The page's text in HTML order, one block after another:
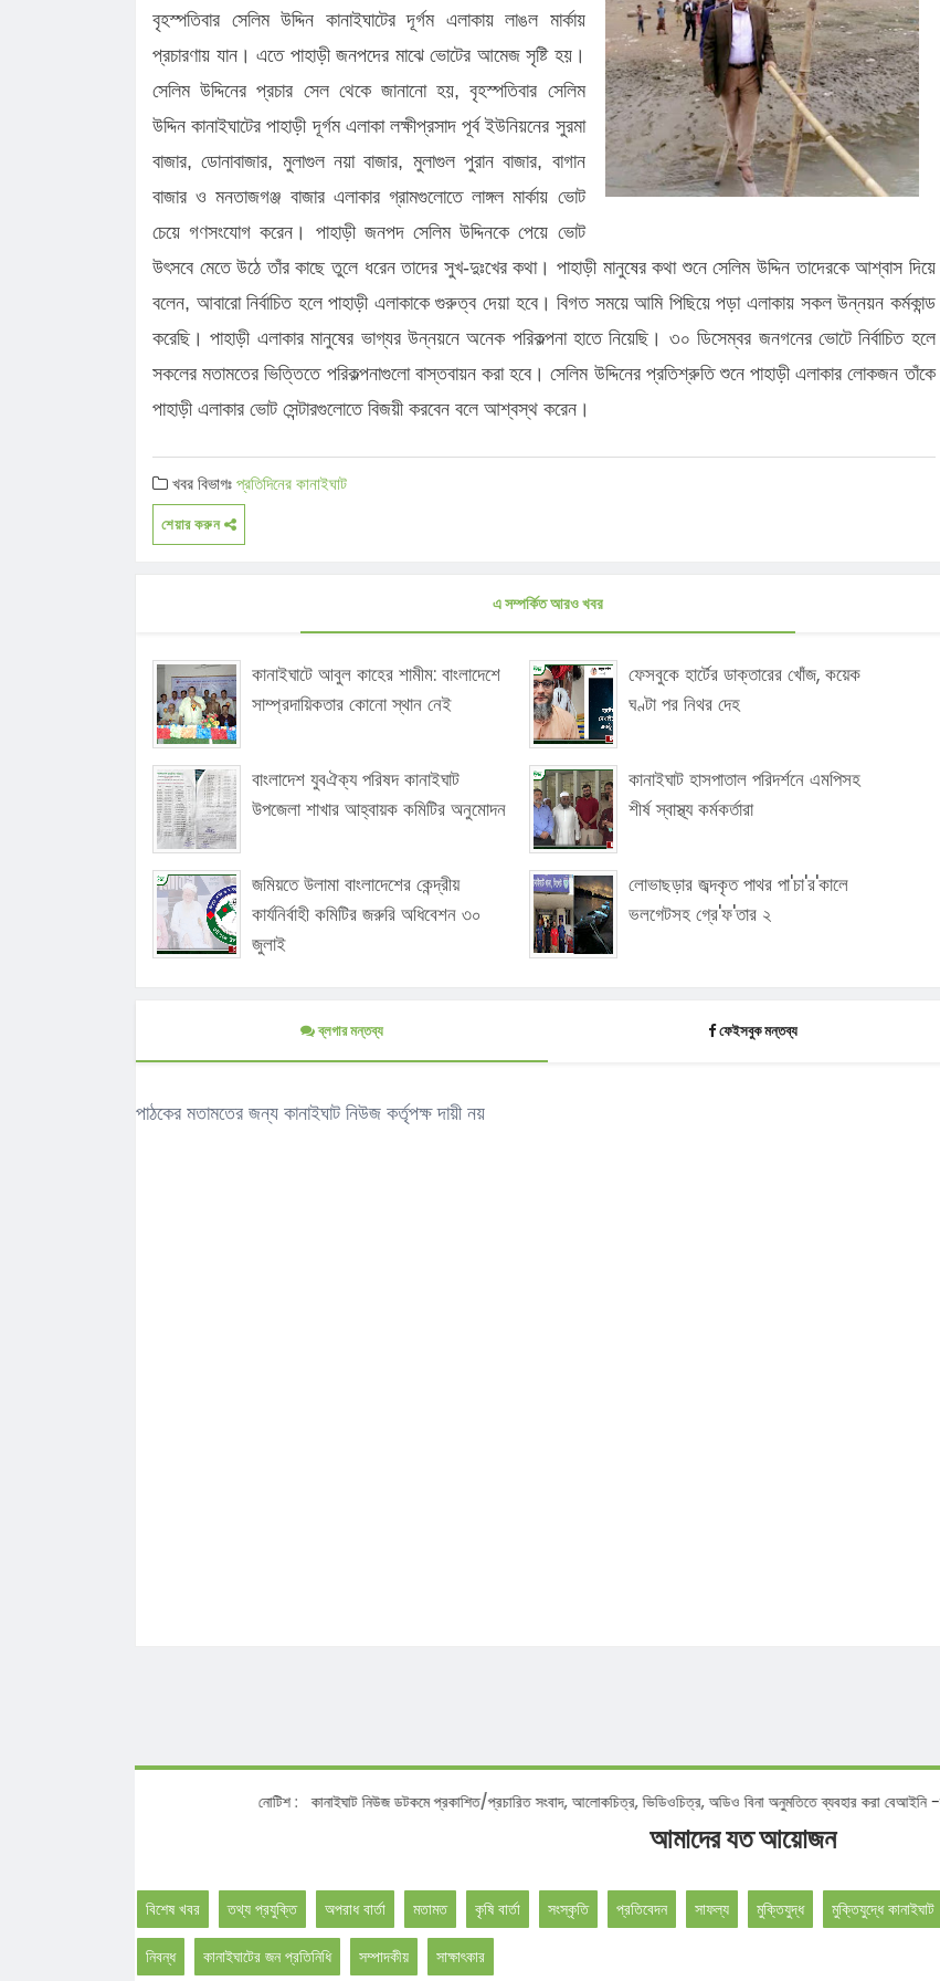
কানাইঘাটে এনসিপির মঞ্চ প্রস্তুত, ক'ড়া
কানাইঘাটের নতুন ইউএনও’র যোগদান, দায়িত্ব পালনে
চাইলেন সবার সহযোগিতা
লোভাছড়ার জব্দকৃত পাথর পা'চা'র'কালে ভলগেটসহ
গ্রে'ফ'তার ২
রাত পোহালেই কানাইঘাটে এনসিপির পদযাত্রা, আসছেন
কেন্দ্রীয় নেতারা
ধনমাইরমাটি সরকারি প্রাথমিক বিদ্যালয়ের এসএমসি
সভাপতি ফের হাফিজ আহমদ সুজন
কানাইঘাটে ইসলামী ব্যাংকের রেমিট্যান্স গ্রাহক সমাবেশ,
বৈধপথে অর্থ পাঠানোর আহ্বান
বৃহস্পতিবার সেলিম উদ্দিন কানাইঘাটের দূর্গম এলাকায় লাঙল মার্কায়
প্রচারণায় যান। এতে পাহাড়ী জনপদের মাঝে ভোটের আমেজ সৃষ্টি হয়।
সেলিম উদ্দিনের প্রচার সেল থেকে জানানো হয়, বৃহস্পতিবার সেলিম
উদ্দিন কানাইঘাটের পাহাড়ী দূর্গম এলাকা লক্ষীপ্রসাদ পূর্ব ইউনিয়নের সুরমা
বাজার, ডোনাবাজার, মুলাগুল নয়া বাজার, মুলাগুল পুরান বাজার, বাগান
বাজার ও মনতাজগঞ্জ বাজার এলাকার গ্রামগুলোতে লাঙ্গল মার্কায় ভোট
চেয়ে গণসংযোগ করেন। পাহাড়ী জনপদ সেলিম উদ্দিনকে পেয়ে ভোট
উৎসবে মেতে উঠে তাঁর কাছে তুলে ধরেন তাদের সুখ-দুঃখের কথা। পাহাড়ী মানুষের কথা শুনে সেলিম উদ্দিন তাদেরকে আশ্বাস দিয়ে
বলেন, আবারো নির্বাচিত হলে পাহাড়ী এলাকাকে গুরুত্ব দেয়া হবে। বিগত সময়ে আমি পিছিয়ে পড়া এলাকায় সকল উন্নয়ন কর্মকান্ড
করেছি। পাহাড়ী এলাকার মানুষের ভাগ্যর উন্নয়নে অনেক পরিকল্পনা হাতে নিয়েছি। ৩০ ডিসেম্বর জনগনের ভোটে নির্বাচিত হলে
সকলের মতামতের ভিত্তিতে পরিকল্পনাগুলো বাস্তবায়ন করা হবে। সেলিম উদ্দিনের প্রতিশ্রুতি শুনে পাহাড়ী এলাকার লোকজন তাঁকে
পাহাড়ী এলাকার ভোট সেন্টারগুলোতে বিজয়ী করবেন বলে আশ্বস্থ করেন।
খবর বিভাগঃপ্রতিদিনের কানাইঘাট
শেয়ার করুন
এ সম্পর্কিত আরও খবর
কানাইঘাটে আবুল কাহের শামীম: বাংলাদেশে
সাম্প্রদায়িকতার কোনো স্থান নেই
ফেসবুকে হার্টের ডাক্তারের খোঁজ, কয়েক
ঘণ্টা পর নিথর দেহ
বাংলাদেশ যুবঐক্য পরিষদ কানাইঘাট
উপজেলা শাখার আহ্বায়ক কমিটির অনুমোদন
কানাইঘাট হাসপাতাল পরিদর্শনে এমপিসহ
শীর্ষ স্বাস্থ্য কর্মকর্তারা
জমিয়তে উলামা বাংলাদেশের কেন্দ্রীয়
কার্যনির্বাহী কমিটির জরুরি অধিবেশন ৩০
জুলাই
লোভাছড়ার জব্দকৃত পাথর পা'চা'র'কালে
ভলগেটসহ গ্রে'ফ'তার ২
ব্লগার মন্তব্য ফেইসবুক মন্তব্য
পাঠকের মতামতের জন্য কানাইঘাট নিউজ কর্তৃপক্ষ দায়ী নয়
নোটিশ :কানাইঘাট নিউজ ডটকমে প্রকাশিত/প্রচারিত সংবাদ, আলোকচিত্র, ভিডিওচিত্র, অডিও বিনা অনুমতিতে ব্যবহার করা বেআইনি -সম্পাদক
আমাদের যত আয়োজন
বিশেষ খবর তথ্য প্রযুক্তি অপরাধ বার্তা মতামত কৃষি বার্তা সংস্কৃতি প্রতিবেদন সাফল্য মুক্তিযুদ্ধ মুক্তিযুদ্ধে কানাইঘাট
নিবন্ধ কানাইঘাটের জন প্রতিনিধি সম্পাদকীয় সাক্ষাৎকার